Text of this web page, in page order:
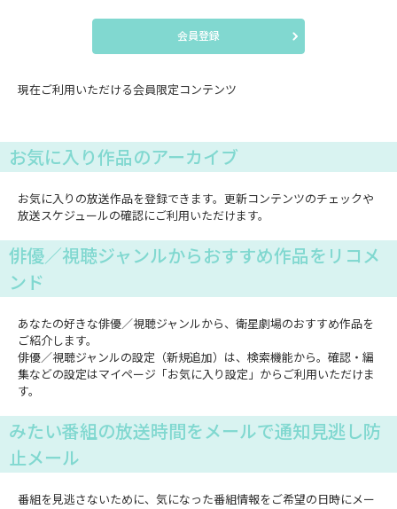
会員登録
現在ご利用いただける会員限定コンテンツ
お気に入り作品のアーカイブ
お気に入りの放送作品を登録できます。更新コンテンツのチェックや
放送スケジュールの確認にご利用いただけます。
俳優／視聴ジャンルからおすすめ作品をリコメ
ンド
あなたの好きな俳優／視聴ジャンルから、衛星劇場のおすすめ作品を
ご紹介します。
俳優／視聴ジャンルの設定（新規追加）は、検索機能から。確認・編
集などの設定はマイページ「お気に入り設定」からご利用いただけま
す。
みたい番組の放送時間をメールで通知見逃し防
止メール
番組を見逃さないために、気になった番組情報をご希望の日時にメー